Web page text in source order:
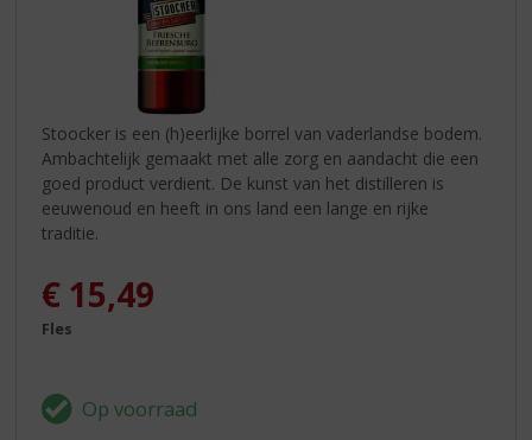
Stoocker is een (h)eerlijke borrel van vaderlandse bodem.
Ambachtelijk gemaakt met alle zorg en aandacht die een
goed product verdient. De kunst van het distilleren is
eeuwenoud en heeft in ons land een lange en rijke
traditie.
€ 15,49
Fles